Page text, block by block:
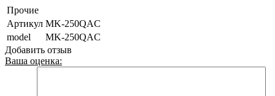
Прочие
Артикул MK-250QAC
model
MK-250QAC
Добавить отзыв
Ваша оценка: